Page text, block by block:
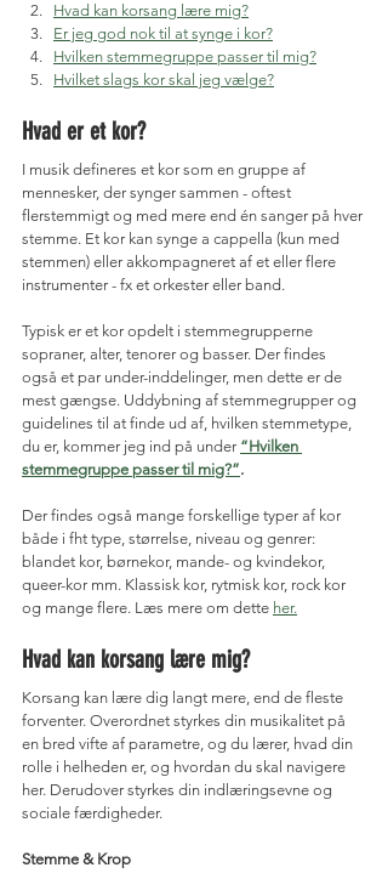
Hvad kan korsang lære mig?
Er jeg god nok til at synge i kor?
Hvilken stemmegruppe passer til mig?
Hvilket slags kor skal jeg vælge?
Hvad er et kor?
I musik defineres et kor som en gruppe af
mennesker, der synger sammen - oftest
flerstemmigt og med mere end én sanger på hver
stemme. Et kor kan synge a cappella (kun med
stemmen) eller akkompagneret af et eller flere
instrumenter - fx et orkester eller band.
Typisk er et kor opdelt i stemmegrupperne
sopraner, alter, tenorer og basser. Der findes
også et par under-inddelinger, men dette er de
mest gængse. Uddybning af stemmegrupper og
guidelines til at finde ud af, hvilken stemmetype,
du er, kommer jeg ind på under “Hvilken
stemmegruppe passer til mig?”.
Der findes også mange forskellige typer af kor
både i fht type, størrelse, niveau og genrer:
blandet kor, børnekor, mande- og kvindekor,
queer-kor mm. Klassisk kor, rytmisk kor, rock kor
og mange flere. Læs mere om dette her.
Hvad kan korsang lære mig?
Korsang kan lære dig langt mere, end de fleste
forventer. Overordnet styrkes din musikalitet på
en bred vifte af parametre, og du lærer, hvad din
rolle i helheden er, og hvordan du skal navigere
her. Derudover styrkes din indlæringsevne og
sociale færdigheder.
Stemme & Krop